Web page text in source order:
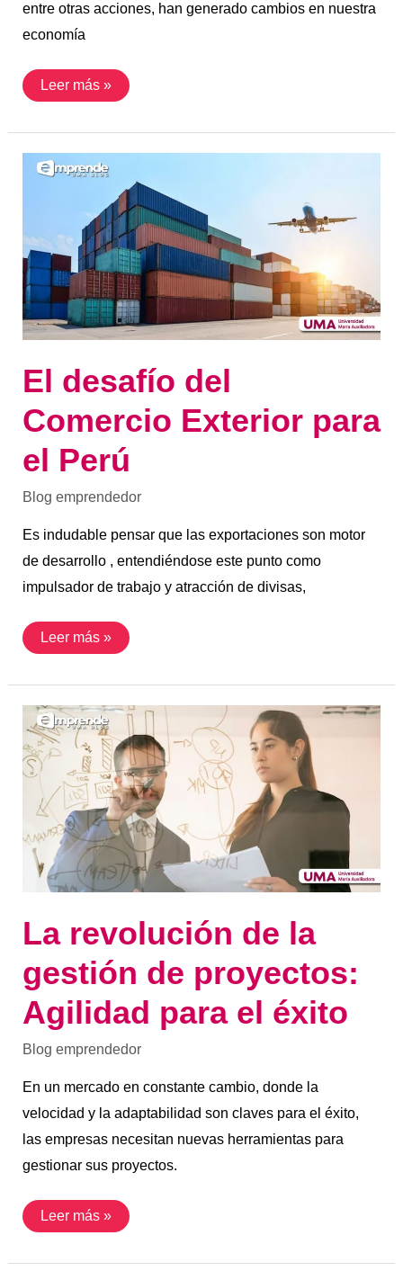
entre otras acciones, han generado cambios en nuestra
economía
Leer más »
El desafío del
Comercio Exterior para
el Perú
Blog emprendedor
Es indudable pensar que las exportaciones son motor
de desarrollo , entendiéndose este punto como
impulsador de trabajo y atracción de divisas,
El
desafío
Exterior
el
Perú
Leer más »
La revolución de la
gestión de proyectos:
Agilidad para el éxito
Blog emprendedor
En un mercado en constante cambio, donde la
velocidad y la adaptabilidad son claves para el éxito,
las empresas necesitan nuevas herramientas para
gestionar sus proyectos.
La
revolución
de
la
gestión
proyectos:
Agilidad
para
el
éxito
Leer más »